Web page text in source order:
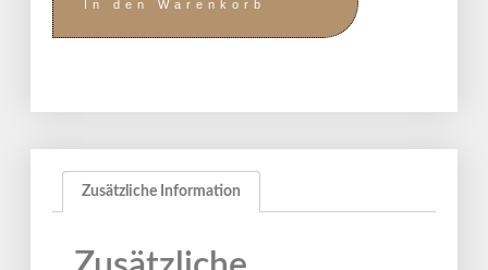
In den Warenkorb
Zusätzliche Information